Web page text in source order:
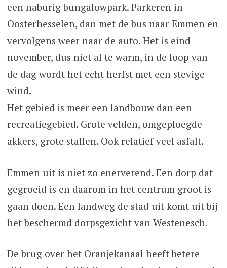
een naburig bungalowpark. Parkeren in
Oosterhesselen, dan met de bus naar Emmen en
vervolgens weer naar de auto. Het is eind
november, dus niet al te warm, in de loop van
de dag wordt het echt herfst met een stevige
wind.
Het gebied is meer een landbouw dan een
recreatiegebied. Grote velden, omgeploegde
akkers, grote stallen. Ook relatief veel asfalt.
Emmen uit is niet zo enerverend. Een dorp dat
gegroeid is en daarom in het centrum groot is
gaan doen. Een landweg de stad uit komt uit bij
het beschermd dorpsgezicht van Westenesch.
De brug over het Oranjekanaal heeft betere